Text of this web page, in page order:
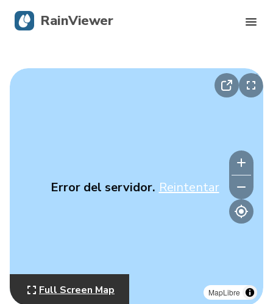
MapLibre
Error del servidor. Reintentar
Full Screen Map
RainViewer